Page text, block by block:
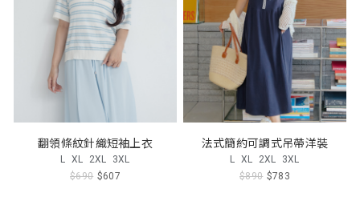
翻領條紋針織短袖上衣
L XL 2XL 3XL
$690 $607
法式簡約可調式吊帶洋裝
L XL 2XL 3XL
$890 $783